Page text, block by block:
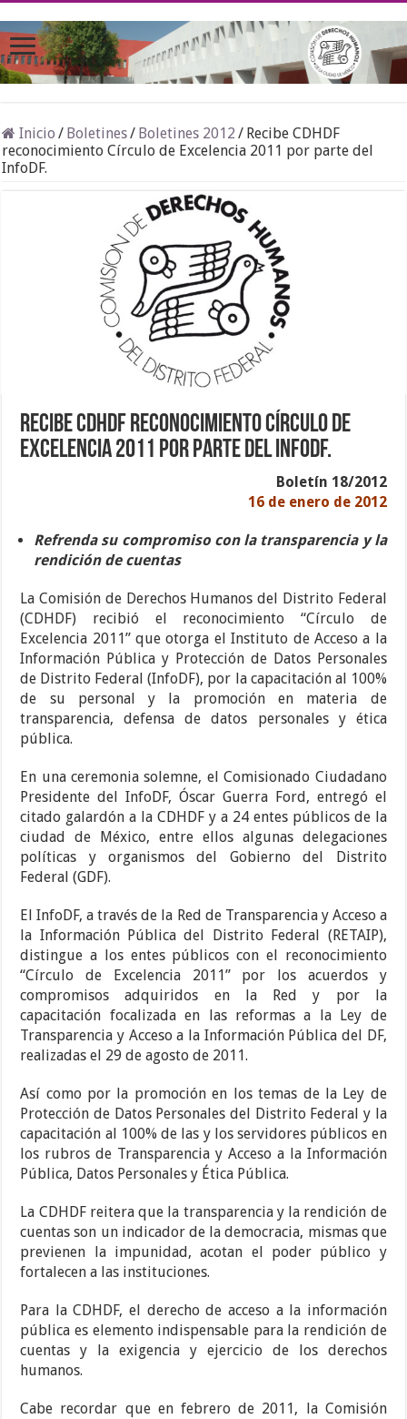
Inicio / Boletines/ Boletines 2012 / Recibe CDHDF
reconocimiento Círculo de Excelencia 2011 por parte del
InfoDF.
Recibe CDHDF reconocimiento Círculo de
Excelencia 2011 por parte del InfoDF.
Boletín 18/2012
16 de enero de 2012
Refrenda su compromiso con la transparencia y la
rendición de cuentas
La Comisión de Derechos Humanos del Distrito Federal
(CDHDF) recibió el reconocimiento “Círculo de
Excelencia 2011” que otorga el Instituto de Acceso a la
Información Pública y Protección de Datos Personales
de Distrito Federal (InfoDF), por la capacitación al 100%
de su personal y la promoción en materia de
transparencia, defensa de datos personales y ética
pública.
En una ceremonia solemne, el Comisionado Ciudadano
Presidente del InfoDF, Óscar Guerra Ford, entregó el
citado galardón a la CDHDF y a 24 entes públicos de la
ciudad de México, entre ellos algunas delegaciones
políticas y organismos del Gobierno del Distrito
Federal (GDF).
El InfoDF, a través de la Red de Transparencia y Acceso a
la Información Pública del Distrito Federal (RETAIP),
distingue a los entes públicos con el reconocimiento
“Círculo de Excelencia 2011” por los acuerdos y
compromisos adquiridos en la Red y por la
capacitación focalizada en las reformas a la Ley de
Transparencia y Acceso a la Información Pública del DF,
realizadas el 29 de agosto de 2011.
Así como por la promoción en los temas de la Ley de
Protección de Datos Personales del Distrito Federal y la
capacitación al 100% de las y los servidores públicos en
los rubros de Transparencia y Acceso a la Información
Pública, Datos Personales y Ética Pública.
La CDHDF reitera que la transparencia y la rendición de
cuentas son un indicador de la democracia, mismas que
previenen la impunidad, acotan el poder público y
fortalecen a las instituciones.
Para la CDHDF, el derecho de acceso a la información
pública es elemento indispensable para la rendición de
cuentas y la exigencia y ejercicio de los derechos
humanos.
Cabe recordar que en febrero de 2011, la Comisión